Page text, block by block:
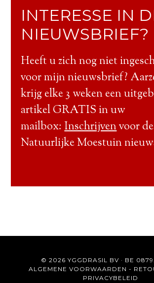
INTERESSE IN
NIEUWSBRIEF?
Heeft u zich nog niet
voor mijn nieuwsbrief?
krijg elke 3 weken een
artikel GRATIS in uw
mailbox:Inschrijvenvoor de
Natuurlijke Moestuin
© 2026 YGGDRASIL BV · BE
ALGEMENE VOORWAARDEN -
PRIVACYBELEID